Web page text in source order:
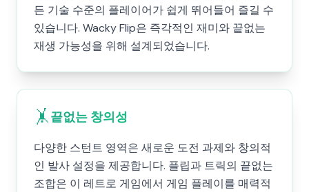
든 기술 수준의 플레이어가 쉽게 뛰어들어 즐길 수
있습니다. Wacky Flip은 즉각적인 재미와 끝없는
재생 가능성을 위해 설계되었습니다.
🤸끝없는 창의성
다양한 스턴트 영역은 새로운 도전 과제와 창의적
인 발사 설정을 제공합니다. 플립과 트릭의 끝없는
조합은 이 레트로 게임에서 게임 플레이를 매력적